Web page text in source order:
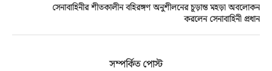
সেনাবাহিনীর শীতকালীন বহিরঙ্গণ অনুশীলনের চূড়ান্ত মহড়া অবলোকন
করলেন সেনাবাহিনী প্রধান
সম্পর্কিত পোস্ট